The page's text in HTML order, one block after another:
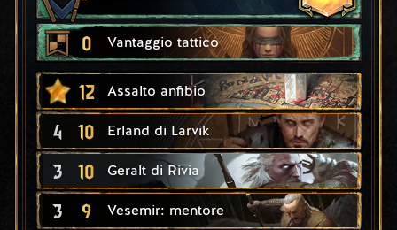
0 Vantaggio tattico
12 Assalto anfibio
4 10 Erland di Larvik
3 10 Geralt di Rivia
3 9 Vesemir: mentore